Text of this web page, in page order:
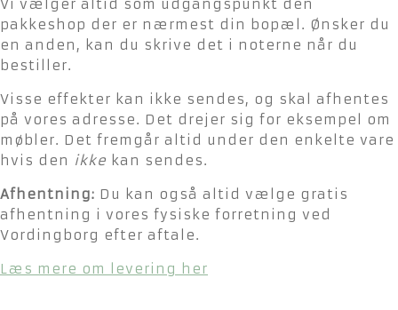
Vi vælger altid som udgangspunkt den
pakkeshop der er nærmest din bopæl. Ønsker du
en anden, kan du skrive det i noterne når du
bestiller.
Visse effekter kan ikke sendes, og skal afhentes
på vores adresse. Det drejer sig for eksempel om
møbler. Det fremgår altid under den enkelte vare
hvis den ikke kan sendes.
Afhentning: Du kan også altid vælge gratis
afhentning i vores fysiske forretning ved
Vordingborg efter aftale.
Læs mere om levering her